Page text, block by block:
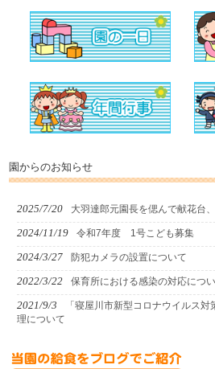
園からのお知らせ
2025/7/20 大羽達郎元園長を偲んで献花台
2024/11/19 令和7年度 1号こども募集
2024/3/27 防犯カメラの設置について
2022/3/22 保育所における感染の対応につ
2021/9/3
「寝屋川市新型コロナウイルス
理について